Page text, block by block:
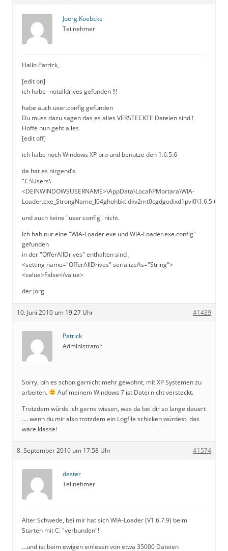
Joerg.Koebcke
Teilnehmer
Hallo Patrick,
[edit on]
ich habe -notalldrives gefunden !!!
habe auch user.config gefunden
Du muss dazu sagen das es alles VERSTECKTE Dateien sind !
Hoffe nun geht alles
[edit off]
ich habe noch Windows XP pro und benutze den 1.6.5.6
da hat es nirgend’s
"C:\Users\
<DEINWINDOWSUSERNAME>\AppData\Local\PMortara\WIA-
Loader.exe_StrongName_l04ghohbktldkv2mt0cgdgodixd1pvl0\1.6.5.6"
und auch keine "user.config" nicht.
Ich hab nur eine "WIA-Loader.exe und WIA-Loader.exe.config"
gefunden
in der "OfferAllDrives" enthalten sind ,
<setting name="OfferAllDrives" serializeAs="String">
<value>False</value>
der Jörg
10. Juni 2010 um 19:27 Uhr #1439
Patrick
Administrator
Sorry, bin es schon garnicht mehr gewohnt, mit XP Systemen zu
arbeiten.
Auf meinem Windows 7 ist Datei nicht versteckt.
Trotzdem würde ich gerne wissen, was da bei dir so lange dauert
…. wenn du mir also trotzdem ein Logfile schicken würdest, das
wäre klasse!
8. September 2010 um 17:58 Uhr #1574
dester
Teilnehmer
Alter Schwede, bei mir hat sich WIA-Loader (V1.6.7.9) beim
Starten mit C: "verbunden"!
…und ist beim ewigen einlesen von etwa 35000 Dateien